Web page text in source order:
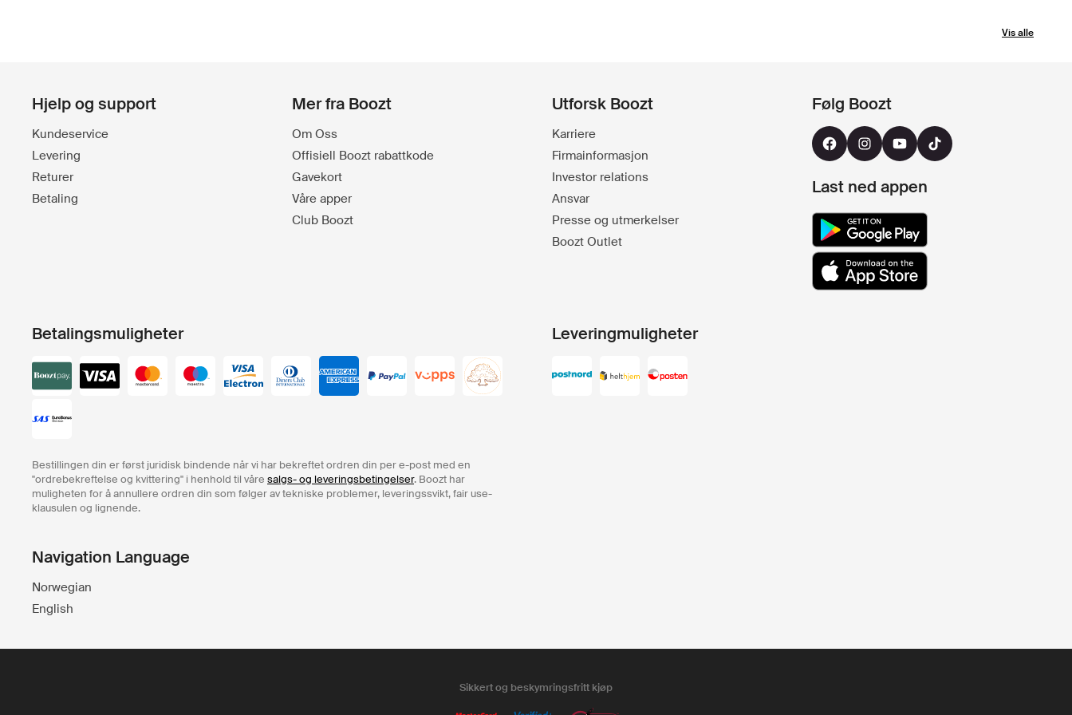
Vis alle
Hjelp og support
Kundeservice
Levering
Returer
Betaling
Mer fra Boozt
Om Oss
Offisiell Boozt rabattkode
Gavekort
Våre apper
Club Boozt
Utforsk Boozt
Karriere
Firmainformasjon
Investor relations
Ansvar
Presse og utmerkelser
Boozt Outlet
Følg Boozt
Last ned appen
Betalingsmuligheter
Bestillingen din er først juridisk bindende når vi har bekreftet ordren din per e-post med en
"ordrebekreftelse og kvittering" i henhold til våre salgs- og leveringsbetingelser. Boozt har
muligheten for å annullere ordren din som følger av tekniske problemer, leveringssvikt, fair use-
klausulen og lignende.
Leveringmuligheter
Navigation Language
Norwegian
English
Sikkert og beskymringsfritt kjøp